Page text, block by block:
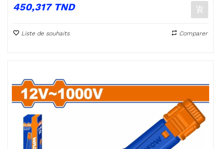
Prix
450,317 TND
Liste de souhaits Comparer